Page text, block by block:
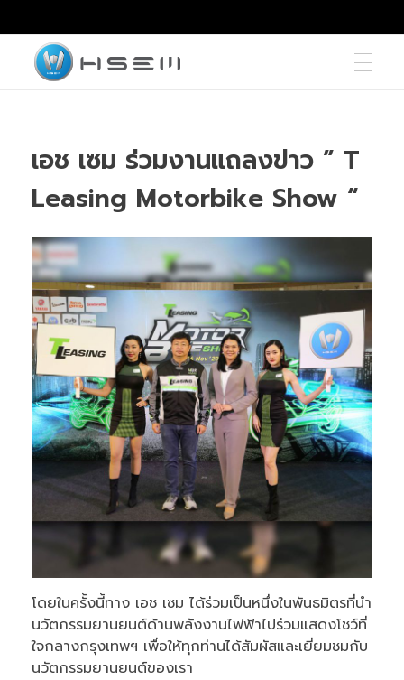
เอช เซม ร่วมงานแถลงข่าว ” T
Leasing Motorbike Show “
โดยในครั้งนี้ทาง เอช เซม ได้ร่วมเป็นหนึ่งในพันธมิตรที่นำ
นวัตกรรมยานยนต์ด้านพลังงานไฟฟ้าไปร่วมแสดงโชว์ที่
ใจกลางกรุงเทพฯ เพื่อให้ทุกท่านได้สัมผัสและเยี่ยมชมกับ
นวัตกรรมยานยนต์ของเรา